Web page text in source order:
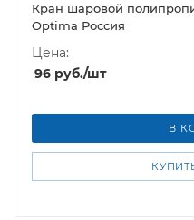
Кран шаровой
Optima Россия
Цена:
96 руб./шт
В